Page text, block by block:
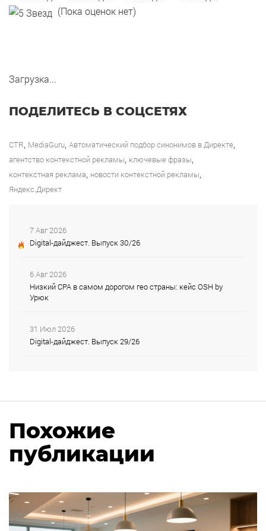
(Пока оценок нет)
Загрузка...
ПОДЕЛИТЕСЬ В СОЦСЕТЯХ
CTR MediaGuru Автоматический подбор синонимов в Директе
агентство контекстной рекламы ключевые фразы
контекстная реклама новости контекстной рекламы
Яндекс.Директ
7 Авг 2026
Digital-дайджест. Выпуск 30/26
6 Авг 2026
Низкий CPA в самом дорогом гео страны: кейс OSH by
Урюк
31 Июл 2026
Digital-дайджест. Выпуск 29/26
Похожие
публикации